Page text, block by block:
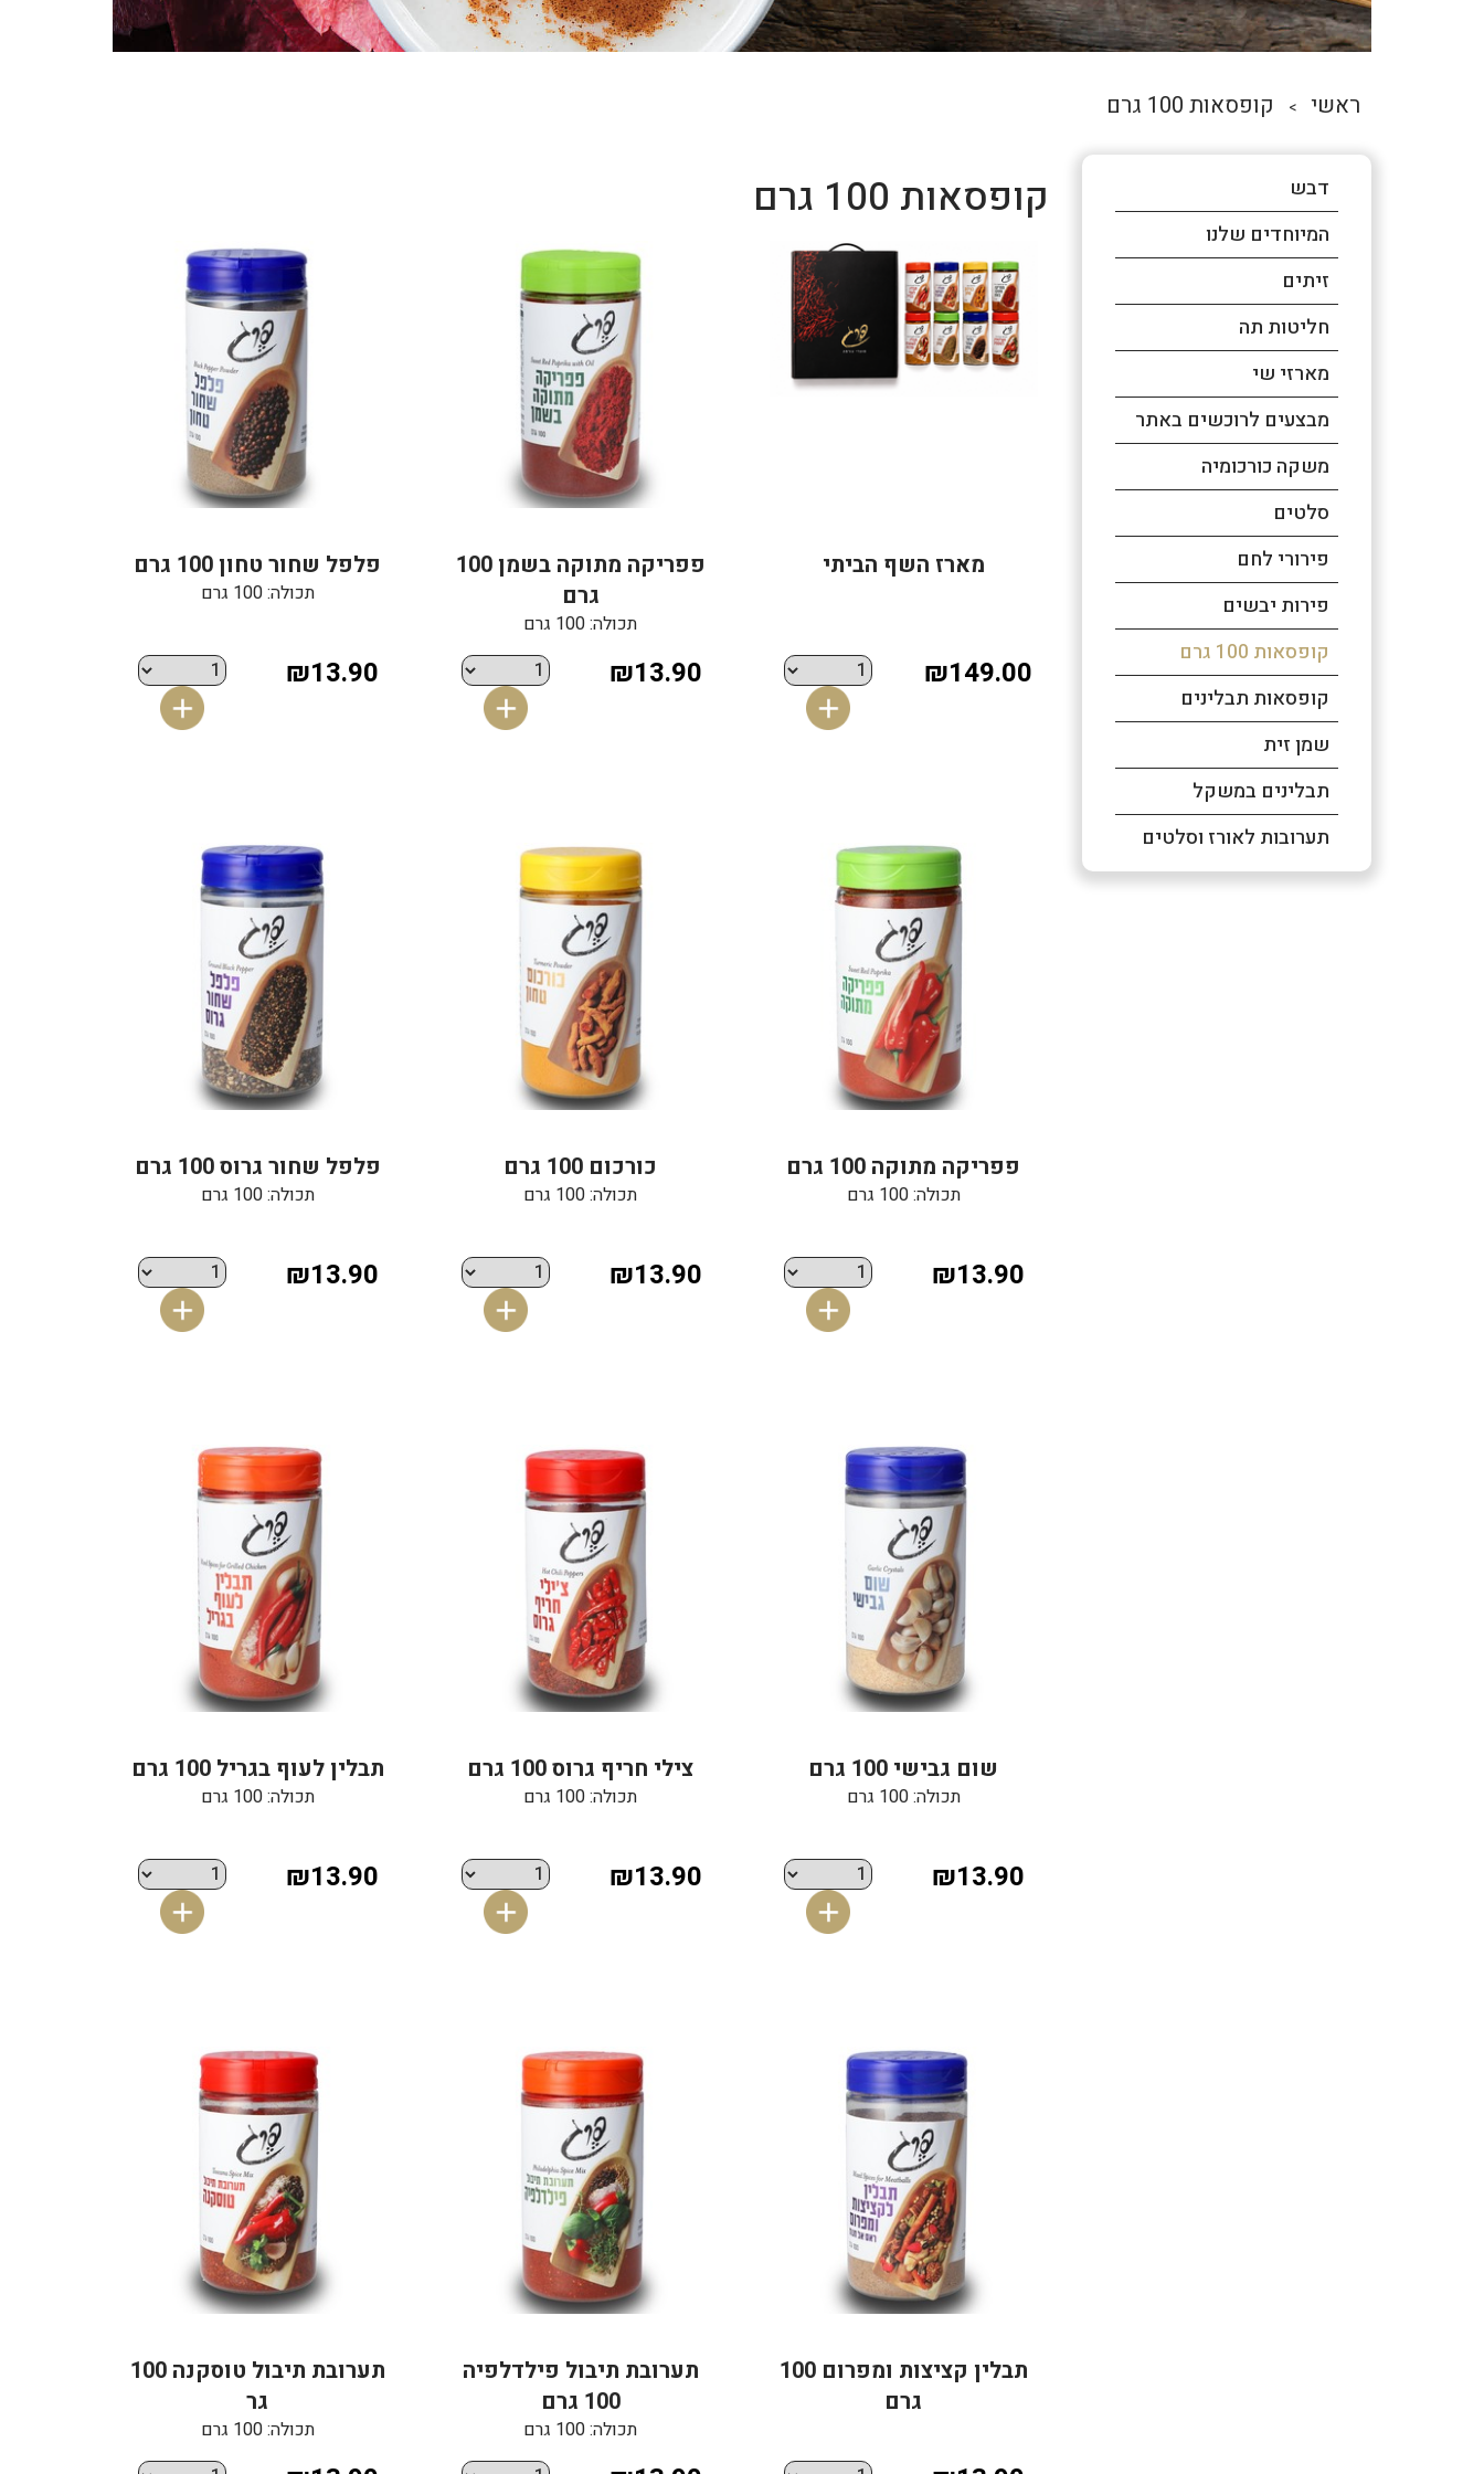
ראשי > קופסאות 100 גרם
קופסאות 100 גרם
מארז השף הביתי
₪149.00
פפריקה מתוקה בשמן 100
גרם
תכולה: 100 גרם
₪13.90
פלפל שחור טחון 100 גרם
תכולה: 100 גרם
₪13.90
פפריקה מתוקה 100 גרם
תכולה: 100 גרם
₪13.90
כורכום 100 גרם
תכולה: 100 גרם
₪13.90
פלפל שחור גרוס 100 גרם
תכולה: 100 גרם
₪13.90
שום גבישי 100 גרם
תכולה: 100 גרם
₪13.90
צילי חריף גרוס 100 גרם
תכולה: 100 גרם
₪13.90
תבלין לעוף בגריל 100 גרם
תכולה: 100 גרם
₪13.90
תבלין קציצות ומפרום 100
גרם
תערובת תיבול פילדלפיה
100 גרם
תכולה: 100 גרם
תערובת תיבול טוסקנה 100
גר
תכולה: 100 גרם
דבש
המיוחדים שלנו
זיתים
חליטות תה
מארזי שי
מבצעים לרוכשים באתר
משקה כורכומיה
סלטים
פירורי לחם
פירות יבשים
קופסאות 100 גרם
קופסאות תבלינים
שמן זית
תבלינים במשקל
תערובות לאורז וסלטים